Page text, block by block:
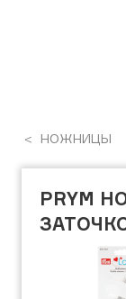
НОЖНИЦЫ
PRYM